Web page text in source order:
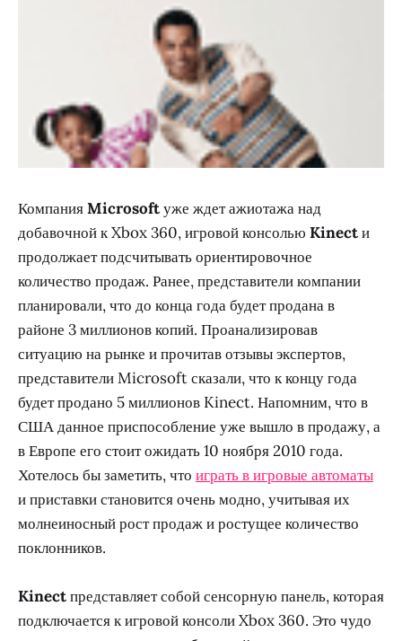
КомпанияMicrosoftуже ждет ажиотажа над
добавочной к Xbox 360, игровой консолью Kinectи
продолжает подсчитывать ориентировочное
количество продаж. Ранее, представители компании
планировали, что до конца года будет продана в
районе 3 миллионов копий. Проанализировав
ситуацию на рынке и прочитав отзывы экспертов,
представители Microsoft сказали, что к концу года
будет продано 5 миллионов Kinect. Напомним, что в
США данное приспособление уже вышло в продажу, а
в Европе его стоит ожидать 10 ноября 2010 года.
Хотелось бы заметить, что играть в игровые автоматы
и приставки становится очень модно, учитывая их
молнеиносный рост продаж и ростущее количество
поклонников.
Kinectпредставляет собой сенсорную панель, которая
подключается к игровой консоли Xbox 360. Это чудо